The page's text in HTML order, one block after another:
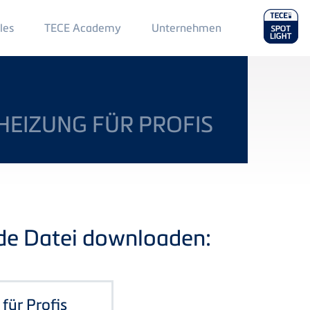
TECE Academy Main
Menu
2
Unternehmen
FÜR PROFIS
Datei downloaden:
Profis